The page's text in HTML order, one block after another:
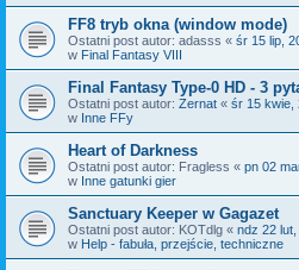
FF8 tryb okna (window mode)
Ostatni post autor: adasss « śr 15 lip,
w Final Fantasy VIII
Final Fantasy Type-0 HD - 3
Ostatni post autor: Zernat « śr 15 kwie,
w Inne FFy
Heart of Darkness
Ostatni post autor: Fragless « pn 02
w Inne gatunki gier
Sanctuary Keeper w Gagazet
Ostatni post autor: KOTdlg « ndz 22
w Help - fabuła, przejście, techniczne